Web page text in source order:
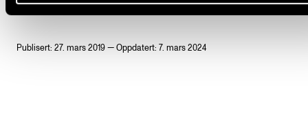
Publisert: 27. mars 2019 — Oppdatert: 7. mars 2024